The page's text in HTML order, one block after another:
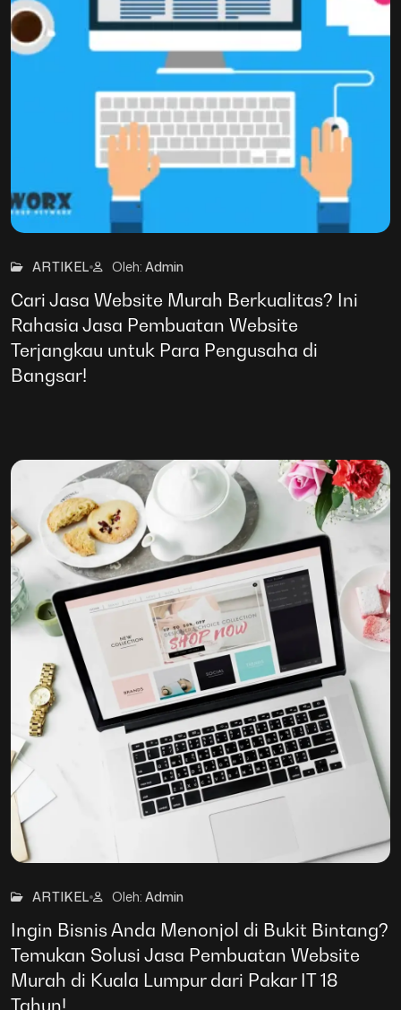
ARTIKEL Oleh: Admin
Cari Jasa Website Murah Berkualitas? Ini
Rahasia Jasa Pembuatan Website
Terjangkau untuk Para Pengusaha di
Bangsar!
ARTIKEL Oleh: Admin
Ingin Bisnis Anda Menonjol di Bukit Bintang?
Temukan Solusi Jasa Pembuatan Website
Murah di Kuala Lumpur dari Pakar IT 18
Tahun!